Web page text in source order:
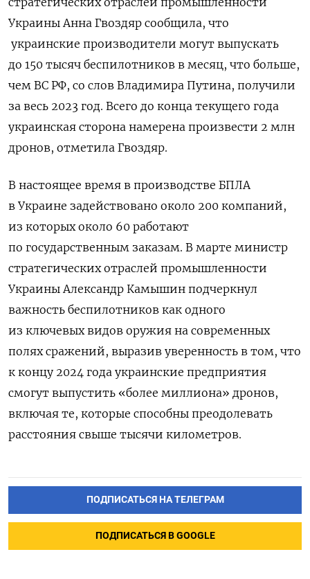
Украины Анна Гвоздяр сообщила, что
украинские производители могут выпускать
до 150 тысяч беспилотников в месяц, что больше,
чем ВС РФ, со слов Владимира Путина, получили
за весь 2023 год. Всего до конца текущего года
украинская сторона намерена произвести 2 млн
дронов, отметила Гвоздяр.
В настоящее время в производстве БПЛА
в Украине задействовано около 200 компаний,
из которых около 60 работают
по государственным заказам. В марте министр
стратегических отраслей промышленности
Украины Александр Камышин подчеркнул
важность беспилотников как одного
из ключевых видов оружия на современных
полях сражений, выразив уверенность в том, что
к концу 2024 года украинские предприятия
смогут выпустить «более миллиона» дронов,
включая те, которые способны преодолевать
расстояния свыше тысячи километров.
ПОДПИСАТЬСЯ НА ТЕЛЕГРАМ
ПОДПИСАТЬСЯ В GOOGLE